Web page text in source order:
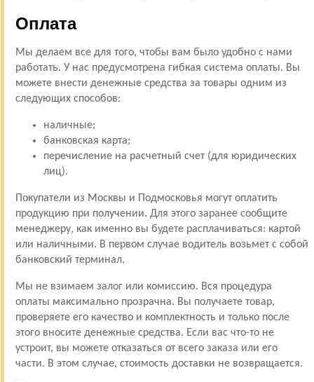
Оплата
Мы делаем все для того, чтобы вам было удобно с нами
работать. У нас предусмотрена гибкая система оплаты. Вы
можете внести денежные средства за товары одним из
следующих способов:
наличные;
банковская карта;
перечисление на расчетный счет (для юридических
лиц).
Покупатели из Москвы и Подмосковья могут оплатить
продукцию при получении. Для этого заранее сообщите
менеджеру, как именно вы будете расплачиваться: картой
или наличными. В первом случае водитель возьмет с собой
банковский терминал.
Мы не взимаем залог или комиссию. Вся процедура
оплаты максимально прозрачна. Вы получаете товар,
проверяете его качество и комплектность и только после
этого вносите денежные средства. Если вас что-то не
устроит, вы можете отказаться от всего заказа или его
части. В этом случае, стоимость доставки не возвращается.